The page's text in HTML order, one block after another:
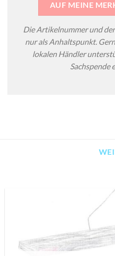
AUF MEINE
Die Artikelnummer und
nur als Anhaltspunkt.
lokalen Händler
Sachspende